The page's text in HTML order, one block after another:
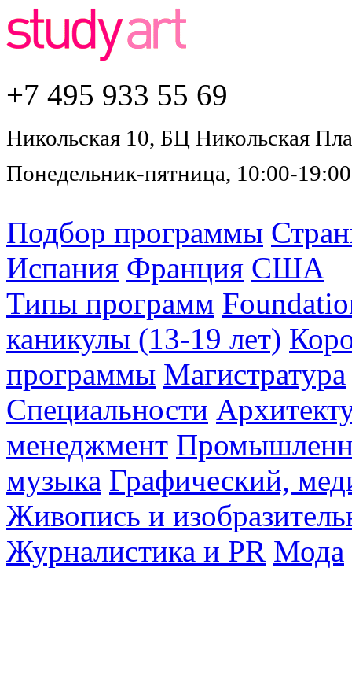
+7 495 933 55 69
Никольская 10, БЦ Никольская
Понедельник-пятница, 10:00-19:00
Подбор программы
Испания Франция США
Типы программ
каникулы (13-19 лет)
программы Магистратура
Специальности
менеджмент
музыка Графический,
Живопись и
Журналистика и PR Мода